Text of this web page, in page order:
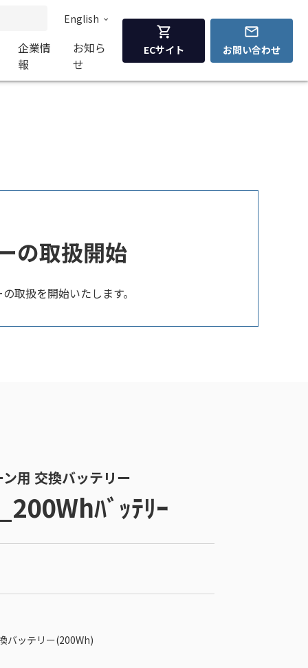
English
企業情
報
お知ら
せ
ECサイト お問い合わせ
の取扱開始
取扱を開始いたします。
用 交換バッテリー
ﾊﾞｯﾃﾘｰ
バッテリー(200Wh)